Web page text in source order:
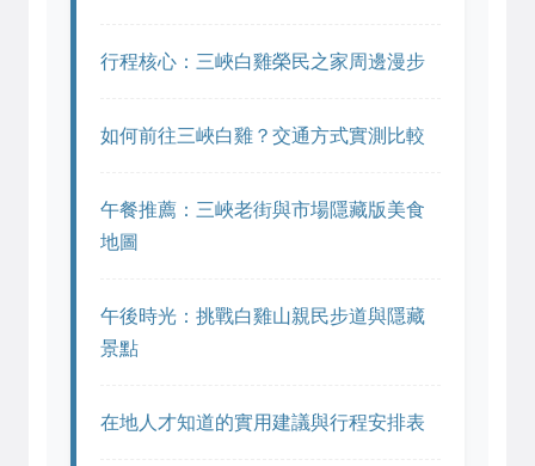
行程核心：三峽白雞榮民之家周邊漫步
如何前往三峽白雞？交通方式實測比較
午餐推薦：三峽老街與市場隱藏版美食
地圖
午後時光：挑戰白雞山親民步道與隱藏
景點
在地人才知道的實用建議與行程安排表